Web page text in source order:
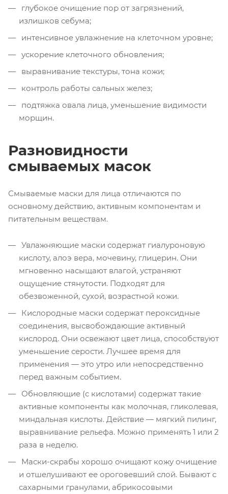
глубокое очищение пор от загрязнений,
излишков себума;
интенсивное увлажнение на клеточном уровне;
ускорение клеточного обновления;
выравнивание текстуры, тона кожи;
контроль работы сальных желез;
подтяжка овала лица, уменьшение видимости
морщин.
Разновидности
смываемых масок
Смываемые маски для лица отличаются по
основному действию, активным компонентам и
питательным веществам.
Увлажняющие маски содержат гиалуроновую
кислоту, алоэ вера, мочевину, глицерин. Они
мгновенно насыщают влагой, устраняют
ощущение стянутости. Подходят для
обезвоженной, сухой, возрастной кожи.
Кислородные маски содержат пероксидные
соединения, высвобождающие активный
кислород. Они освежают цвет лица, способствуют
уменьшение серости. Лучшее время для
применения — это утро или непосредственно
перед важным событием.
Обновляющие (с кислотами) содержат такие
активные компоненты как молочная, гликолевая,
миндальная кислоты. Действие — мягкий пилинг,
выравнивание рельефа. Можно применять 1 или 2
раза в неделю.
Маски-скрабы хорошо очищают кожу очищение
и отшелушивают ее ороговевший слой. Бывают с
сахарными гранулами, абрикосовыми